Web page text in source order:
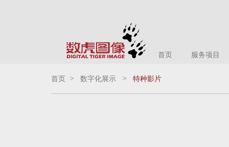
首页 服务项目
首页 > 数字化展示 > 特种影片